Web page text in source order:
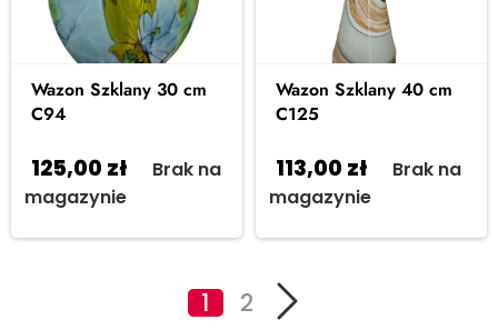
Wazon Szklany 30 cm
C94
125,00 zł
Brak na
magazynie
Wazon Szklany 40 cm
C125
113,00 zł
Brak na
magazynie
1 2